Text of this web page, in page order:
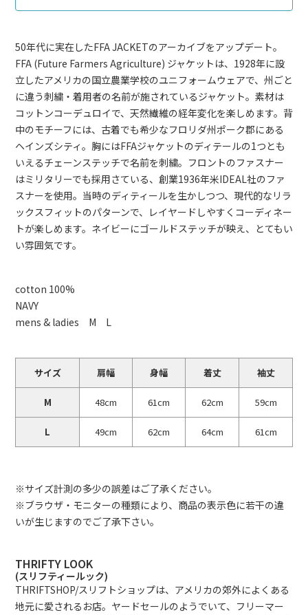
50年代に実在したFFA JACKETのアーカイブをアップデート。
FFA (Future Farmers Agriculture) ジャケットは、1928年に設
立したアメリカの国立農業学校のユニフォームウェアで、州ごと
に違う刺繍・着用者の名前が施されているジャケット。素材は
コットンコーデュロイで、天然繊維の経年変化を楽しめます。背
中のモチーフには、古着でも希少なフロリダ州ポーク郡にある
ヘインズシティ。胸にはFFAジャケットのディテールの1つとも
いえるチェーンステッチで名前を刺繍。フロントのファスナー
はミリタリーでも採用さている、創業1936年米IDEAL社のファ
スナーを使用。当時のディティールを生かしつつ、現代的なリラ
ックスフィットのパターンで、レイヤードしやすくコーディネー
トが楽しめます。ネイビーにゴールドステッチが映え、とてもい
い雰囲気です。
cotton 100%
NAVY
mens & ladies M L
サイズ 肩幅 身幅 着丈 袖丈
M 48cm 61cm 62cm 59cm
L 49cm 62cm 64cm 61cm
※サイズ計測の多少の誤差はご了承ください。
※ブラウザ・モニターの種類により、商品の表示色に若干の違
いが生じますのでご了承下さい。
THRIFTY LOOK
(スリフティールック)
THRIFTSHOP/スリフトショップは、アメリカの郊外によくある
地元に愛されるお店。ヤードセールのようでいて、フリーマー